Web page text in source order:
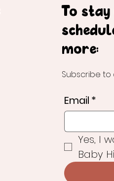
To
more:
Subscribe to
Email *
Yes, I
Baby